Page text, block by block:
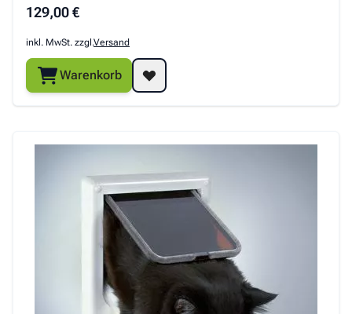
129,00 €
inkl. MwSt. zzgl.Versand
Warenkorb